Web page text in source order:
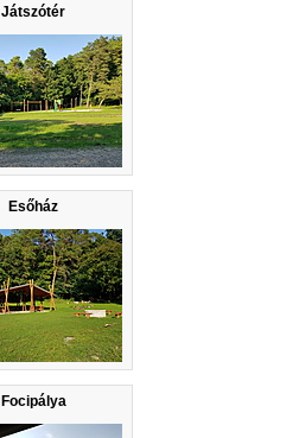
Játszótér
Esőház
Focipálya